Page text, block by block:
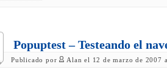
Popuptest – Testeando el
Publicado por Alan el 12 de marzo de 2007